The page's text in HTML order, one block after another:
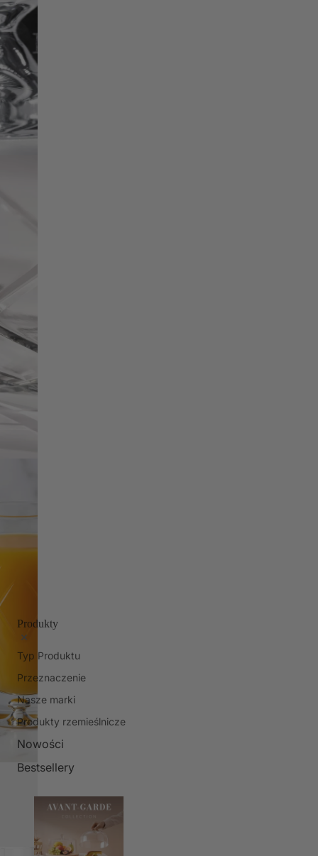
Produkty
Typ Produktu
Przeznaczenie
Nasze marki
Produkty rzemieślnicze
Nowości
Bestsellery